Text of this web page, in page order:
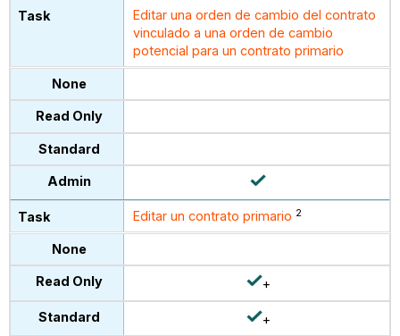
Editar una orden de cambio del contrato
vinculado a una orden de cambio
potencial para un contrato primario
Editar un contrato primario 2
+
+